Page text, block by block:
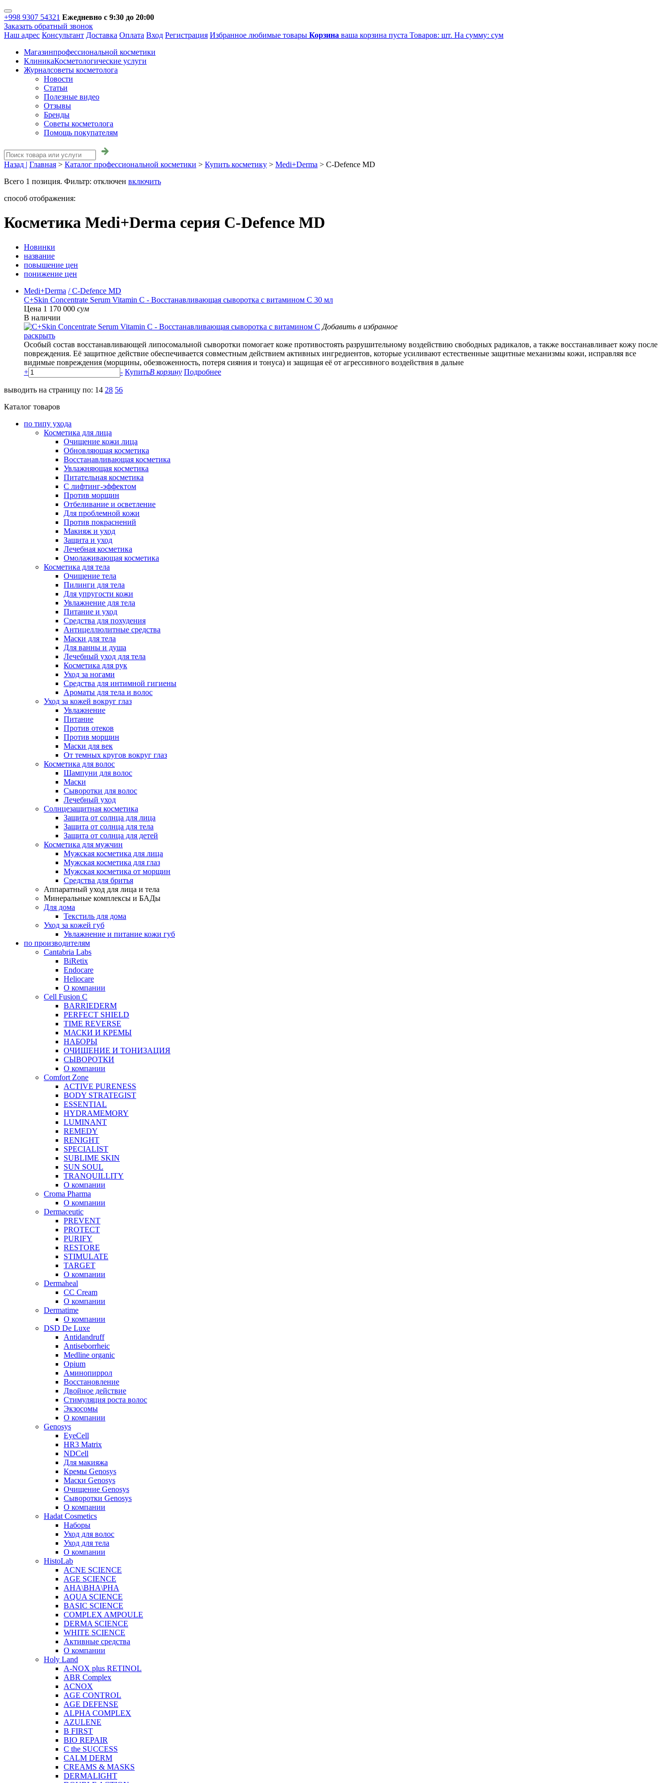
+998 9307 54321 Ежедневно с 9:30 до 20:00
Заказать обратный звонок
Наш адрес Консультант Доставка Оплата Вход Регистрация Избранное любимые товары Корзина ваша корзина пуста Товаров: шт. На сумму: сум
Магазинпрофессиональной косметики
КлиникаКосметологические услуги
Журналсоветы косметолога
Новости
Статьи
Полезные видео
Отзывы
Бренды
Советы косметолога
Помощь покупателям
Назад | Главная > Каталог профессиональной косметики > Купить косметику > Medi+Derma > C-Defence MD
Всего 1 позиция. Фильтр: отключен включить
способ отображения:
Косметика Medi+Derma серия C-Defence MD
Новинки
название
повышение цен
понижение цен
Medi+Derma / C-Defence MD
C+Skin Concentrate Serum Vitamin C - Восстанавливающая сыворотка с витамином C 30 мл
Цена 1 170 000 сум
В наличии
Добавить в избранное
раскрыть
Особый состав восстанавливающей липосомальной сыворотки помогает коже противостоять разрушительному воздействию свободных радикалов, а также восстанавливает кожу после
повреждения. Её защитное действие обеспечивается совместным действием активных ингредиентов, которые усиливают естественные защитные механизмы кожи, исправляя все
видимые повреждения (морщины, обезвоженность, потеря сияния и тонуса) и защищая её от агрессивного воздействия в дальне
+
- КупитьВ корзину Подробнее
выводить на страницу по: 14 28 56
Каталог товаров
по типу ухода
Косметика для лица
Очищение кожи лица
Обновляющая косметика
Восстанавливающая косметика
Увлажняющая косметика
Питательная косметика
С лифтинг-эффектом
Против морщин
Отбеливание и осветление
Для проблемной кожи
Против покраснений
Макияж и уход
Защита и уход
Лечебная косметика
Омолаживающая косметика
Косметика для тела
Очищение тела
Пилинги для тела
Для упругости кожи
Увлажнение для тела
Питание и уход
Средства для похудения
Антицеллюлитные средства
Маски для тела
Для ванны и душа
Лечебный уход для тела
Косметика для рук
Уход за ногами
Средства для интимной гигиены
Ароматы для тела и волос
Уход за кожей вокруг глаз
Увлажнение
Питание
Против отеков
Против морщин
Маски для век
От темных кругов вокруг глаз
Косметика для волос
Шампуни для волос
Маски
Сыворотки для волос
Лечебный уход
Солнцезащитная косметика
Защита от солнца для лица
Защита от солнца для тела
Защита от солнца для детей
Косметика для мужчин
Мужская косметика для лица
Мужская косметика для глаз
Мужская косметика от морщин
Средства для бритья
Аппаратный уход для лица и тела
Минеральные комплексы и БАДы
Для дома
Текстиль для дома
Уход за кожей губ
Увлажнение и питание кожи губ
по производителям
Cantabria Labs
BiRetix
Endocare
Heliocare
О компании
Cell Fusion C
BARRIEDERM
PERFECT SHIELD
TIME REVERSE
МАСКИ И КРЕМЫ
НАБОРЫ
ОЧИЩЕНИЕ И ТОНИЗАЦИЯ
СЫВОРОТКИ
О компании
Comfort Zone
ACTIVE PURENESS
BODY STRATEGIST
ESSENTIAL
HYDRAMEMORY
LUMINANT
REMEDY
RENIGHT
SPECIALIST
SUBLIME SKIN
SUN SOUL
TRANQUILLITY
О компании
Croma Pharma
О компании
Dermaceutic
PREVENT
PROTECT
PURIFY
RESTORE
STIMULATE
TARGET
О компании
Dermaheal
CC Cream
О компании
Dermatime
О компании
DSD De Luxe
Antidandruff
Antiseborrheic
Medline organic
Opium
Аминопиррол
Восстановление
Двойное действие
Стимуляция роста волос
Экзосомы
О компании
Genosys
EyeCell
HR3 Matrix
NDCell
Для макияжа
Кремы Genosys
Маски Genosys
Очищение Genosys
Сыворотки Genosys
О компании
Hadat Cosmetics
Наборы
Уход для волос
Уход для тела
О компании
HistoLab
ACNE SCIENCE
AGE SCIENCE
AHA\BHA\PHA
AQUA SCIENCE
BASIC SCIENCE
COMPLEX AMPOULE
DERMA SCIENCE
WHITE SCIENCE
Активные средства
О компании
Holy Land
A-NOX plus RETINOL
ABR Complex
ACNOX
AGE CONTROL
AGE DEFENSE
ALPHA COMPLEX
AZULENE
B FIRST
BIO REPAIR
C the SUCCESS
CALM DERM
CREAMS & MASKS
DERMALIGHT